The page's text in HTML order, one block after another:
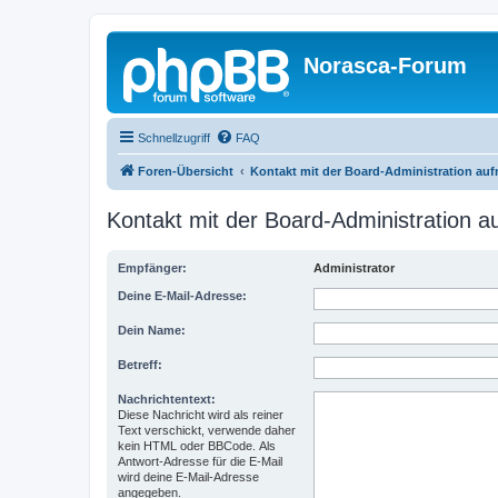
Norasca-Forum
Schnellzugriff FAQ
Foren-Übersicht Kontakt mit der Board-Administration
Kontakt mit der Board-Administration
Empfänger: Administrator
Deine E-Mail-Adresse:
Dein Name:
Betreff:
Nachrichtentext:
Diese Nachricht wird als reiner
Text verschickt, verwende daher
kein HTML oder BBCode. Als
Antwort-Adresse für die E-Mail
wird deine E-Mail-Adresse
angegeben.